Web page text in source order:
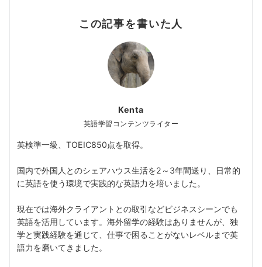
この記事を書いた人
Kenta
英語学習コンテンツライター
英検準一級、TOEIC850点を取得。
国内で外国人とのシェアハウス生活を2～3年間送り、日常的
に英語を使う環境で実践的な英語力を培いました。
現在では海外クライアントとの取引などビジネスシーンでも
英語を活用しています。海外留学の経験はありませんが、独
学と実践経験を通じて、仕事で困ることがないレベルまで英
語力を磨いてきました。